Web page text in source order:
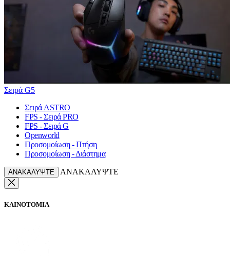
Σειρά G5
Σειρά ASTRO
FPS - Σειρά PRO
FPS - Σειρά G
Openworld
Προσομοίωση - Πτήση
Προσομοίωση - Διάστημα
ΑΝΑΚΑΛΥΨΤΕ ΑΝΑΚΑΛΥΨΤΕ
ΚΑΙΝΟΤΟΜΙΑ